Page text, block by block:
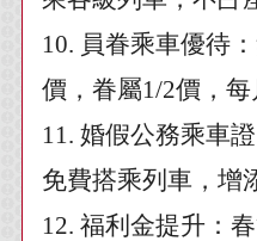
10. 員眷乘車優待
價，眷屬1/2價，每
11.婚假公務乘車
免費搭乘列車，增
12.福利金提升：